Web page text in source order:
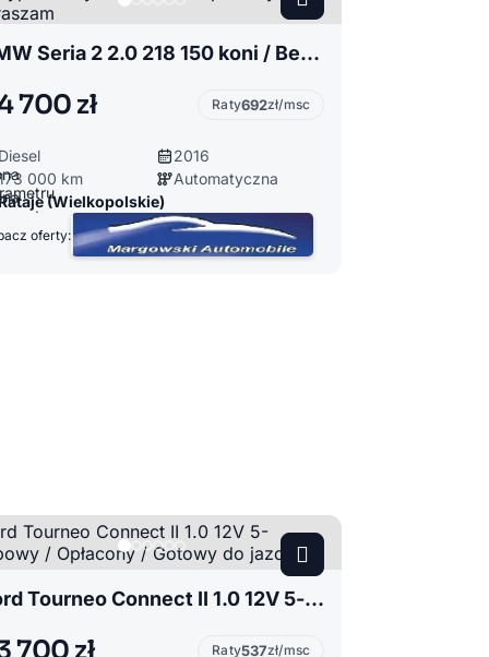
BMW Seria 2 2.0 218 150 koni / Bezwypadkowy / Automat / Opłacony / Zapraszam
700 zł Raty692zł/msc
2016
000 km
Automatyczna
(Wielkopolskie)
oferty:
Ford Tourneo Connect II 1.0 12V 5-osobowy / Opłacony / Gotowy do jazdy
700 zł Raty537zł/msc